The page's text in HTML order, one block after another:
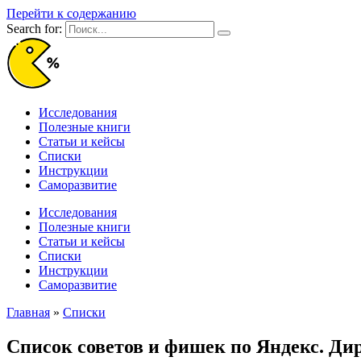
Перейти к содержанию
Search for:
Исследования
Полезные книги
Статьи и кейсы
Списки
Инструкции
Саморазвитие
Исследования
Полезные книги
Статьи и кейсы
Списки
Инструкции
Саморазвитие
Главная » Списки
Список советов и фишек по Яндекс.